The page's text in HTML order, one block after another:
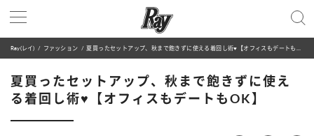
Ray(レイ) ファッション 夏買ったセットアップ、秋まで飽きずに使える着回し術♥【オフィスもデートもOK】
夏買ったセットアップ、秋まで飽きずに使え
る着回し術♥【オフィスもデートもOK】